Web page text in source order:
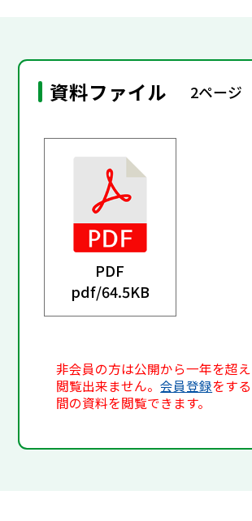
資料ファイル 2ページ
PDF
pdf/64.5KB
非会員の方は公開から一年を超
閲覧出来ません。会員登録をす
間の資料を閲覧できます。